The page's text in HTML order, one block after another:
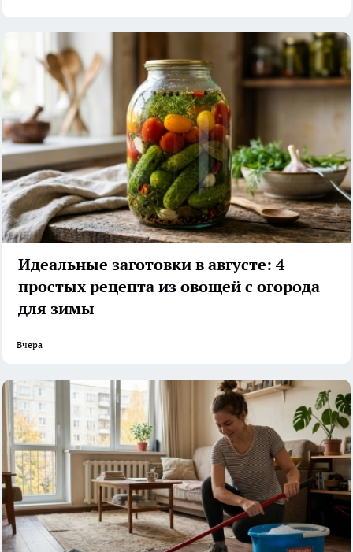
Идеальные заготовки в августе: 4
простых рецепта из овощей с огорода
для зимы
Вчера